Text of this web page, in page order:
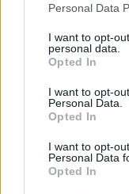
Please note that
not limited to your
grant or deny
use your data for
consent section.
Personal Data
I want to opt-
personal data.
Opted In
I want to opt-
Personal Data.
Opted In
I want to opt-
Personal Data
Opted In